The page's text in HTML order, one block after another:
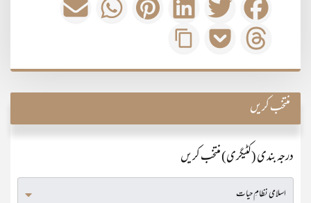
منتخب کریں
درجہ بندی (کٹیگری) منتخب کریں